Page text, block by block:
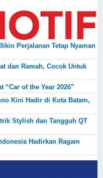
Perjalanan Tetap Nyaman
dan Ramah, Cocok Untuk
of the Year 2026”
Kini Hadir di Kota Batam,
Stylish dan Tangguh QT
Hadirkan Ragam